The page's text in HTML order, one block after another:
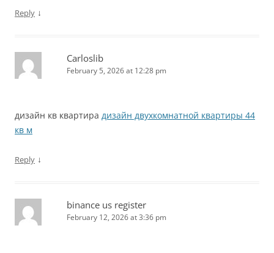
Reply ↓
Carloslib
February 5, 2026 at 12:28 pm
дизайн кв квартира дизайн двухкомнатной квартиры 44
кв м
Reply ↓
binance us register
February 12, 2026 at 3:36 pm